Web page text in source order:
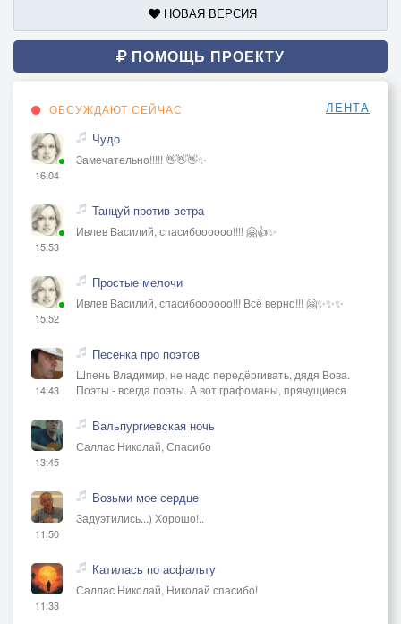
НОВАЯ ВЕРСИЯ
ПОМОЩЬ ПРОЕКТУ
ОБСУЖДАЮТ СЕЙЧАС ЛЕНТА
16:04
Чудо
Замечательно!!!!! 👋👋👋✨
15:53
Танцуй против ветра
Ивлев Василий, спасибоооооо!!!! 🤗👍✨
15:52
Простые мелочи
Ивлев Василий, спасибоооооо!!! Всё верно!!! 🤗✨✨✨
14:43
Песенка про поэтов
Шпень Владимир, не надо передёргивать, дядя Вова.
Поэты - всегда поэты. А вот графоманы, прячущиеся
13:45
Вальпургиевская ночь
Саллас Николай, Спасибо
11:50
Возьми мое сердце
Задуэтились...) Хорошо!..
11:33
Катилась по асфальту
Саллас Николай, Николай спасибо!